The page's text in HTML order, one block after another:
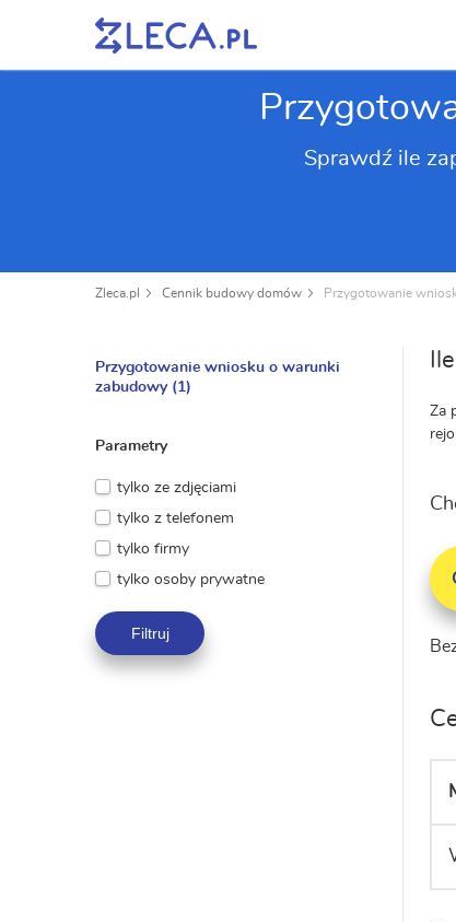
Sprawdź ile
Zleca.pl Cennik budowy domów Przygotowanie
Za
Przygotowanie wniosku o warunki
zabudowy(1)
Parametry
tylko ze zdjęciami
tylko z telefonem
tylko firmy
tylko osoby prywatne
Filtruj